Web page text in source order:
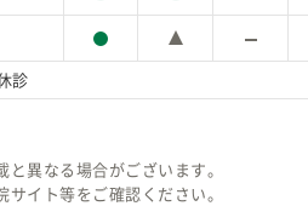
診
異なる場合がございます。
イト等をご確認ください。